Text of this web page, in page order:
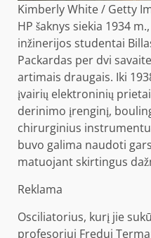
Kimberly White / Getty
HP šaknys siekia 1934
inžinerijos studentai
Packardas per dvi
artimais draugais. Iki
įvairių elektroninių
derinimo įrenginį,
chirurginius
buvo galima naudoti
matuojant skirtingus
Reklama
Osciliatorius, kurį jie
profesoriui Fredui